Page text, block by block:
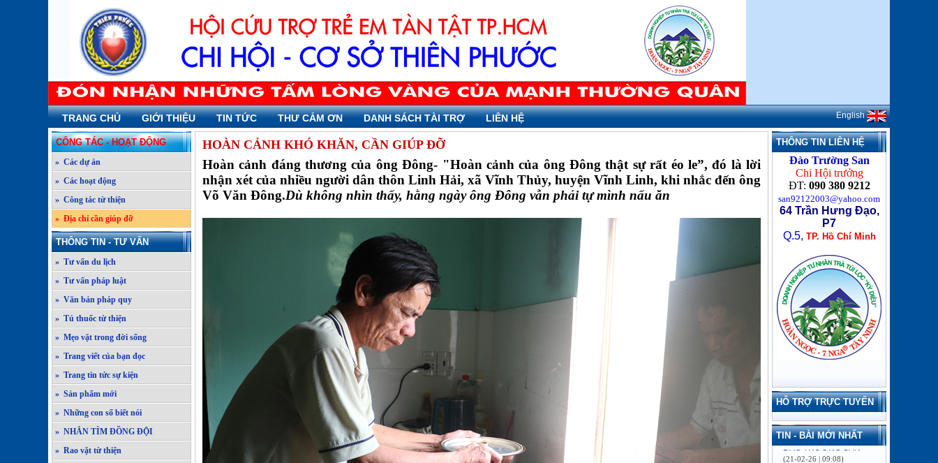
TRANG CHỦ GIỚI THIỆU TIN TỨC THƯ CẢM ƠN DANH SÁCH TÀI TRỢ LIÊN HỆ English
CÔNG TÁC - HOẠT ĐỘNG
» Các dự án
» Các hoạt động
» Công tác từ thiện
» Địa chỉ cần giúp đỡ
THÔNG TIN - TƯ VẤN
» Tư vấn du lịch
» Tư vấn pháp luật
» Văn bản pháp quy
» Tủ thuốc từ thiện
» Mẹo vặt trong đời sống
» Trang viết của bạn đọc
» Trang tin tức sự kiện
» Sản phẩm mới
» Những con số biết nói
» NHẮN TÌM ĐỒNG ĐỘI
» Rao vặt từ thiện
HOÀN CẢNH KHÓ KHĂN, CẦN GIÚP ĐỠ
Hoàn cảnh đáng thương của ông Đông- "Hoàn cảnh của ông Đông thật sự rất éo le”, đó là lời
nhận xét của nhiều người dân thôn Linh Hải, xã Vĩnh Thủy, huyện Vĩnh Linh, khi nhắc đến ông
Võ Văn Đông.Dù không nhìn thấy, hằng ngày ông Đông vẫn phải tự mình nấu ăn
THÔNG TIN LIÊN HỆ
Đào Trường San
Chi Hội trưởng
ĐT: 090 380 9212
san92122003@yahoo.com
64 Trần Hưng Đạo,
P7
Q.5, TP. Hồ Chí Minh
HỖ TRỢ TRỰC TUYẾN
TIN - BÀI MỚI NHẤT
LỜI KHUYÊN VỀ BỆNH